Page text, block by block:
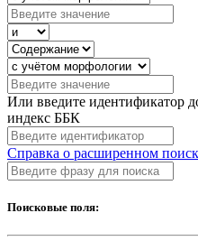
Или введите идентификатор
индекс ББК
Справка о расширенном
Поисковые поля: